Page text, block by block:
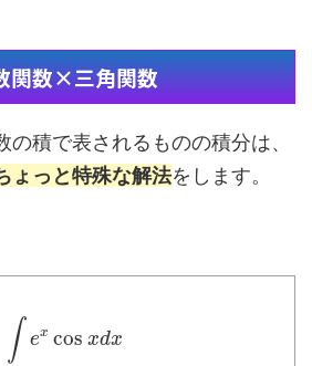
関数×三角関数
積で表されるものの積分は、
ょっと特殊な解法をします。
∫ ex cos xdx